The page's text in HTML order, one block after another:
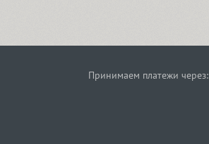
Принимаем платежи через: